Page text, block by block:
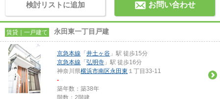
検討リストに追加 お問い合わせ
賃貸｜一戸建て 永田東一丁目戸建
京急本線 「 井土ヶ谷 」駅 徒歩15分
京急本線 「 弘明寺 」駅 徒歩16分
神奈川県横浜市南区永田東 １丁目33-11
-
築年数：築38年
階数：2階建